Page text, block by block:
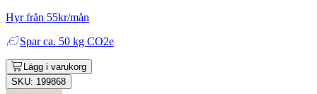
Hyr från 55kr/mån
Spar ca. 50 kg CO2e
Lägg i varukorg
SKU: 199868